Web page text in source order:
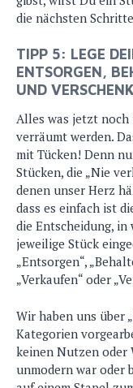
die nächsten
TIPP 5: LEGE
ENTSORGEN,
UND
Alles was jetzt noch
verräumt werden.
mit Tücken! Denn
Stücken, die „Nie
denen unser Herz
dass es einfach ist
die Entscheidung, in
jeweilige Stück
„Entsorgen“,
„Verkaufen“ oder
Wir haben uns über
Kategorien
keinen Nutzen oder
unmodern war oder